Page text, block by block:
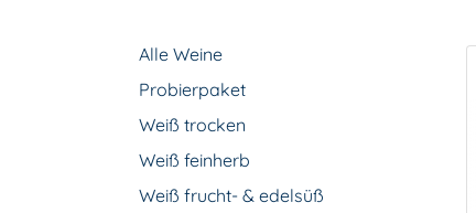
Alle Weine
Probierpaket
Weiß trocken
Weiß feinherb
Weiß frucht- & edelsüß